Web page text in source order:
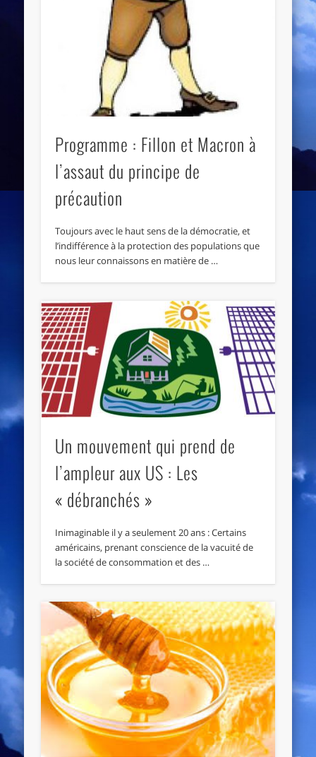
Programme : Fillon et Macron à
l’assaut du principe de
précaution
Toujours avec le haut sens de la démocratie, et
l’indifférence à la protection des populations que
nous leur connaissons en matière de …
Un mouvement qui prend de
l’ampleur aux US : Les
« débranchés »
Inimaginable il y a seulement 20 ans : Certains
américains, prenant conscience de la vacuité de
la société de consommation et des …